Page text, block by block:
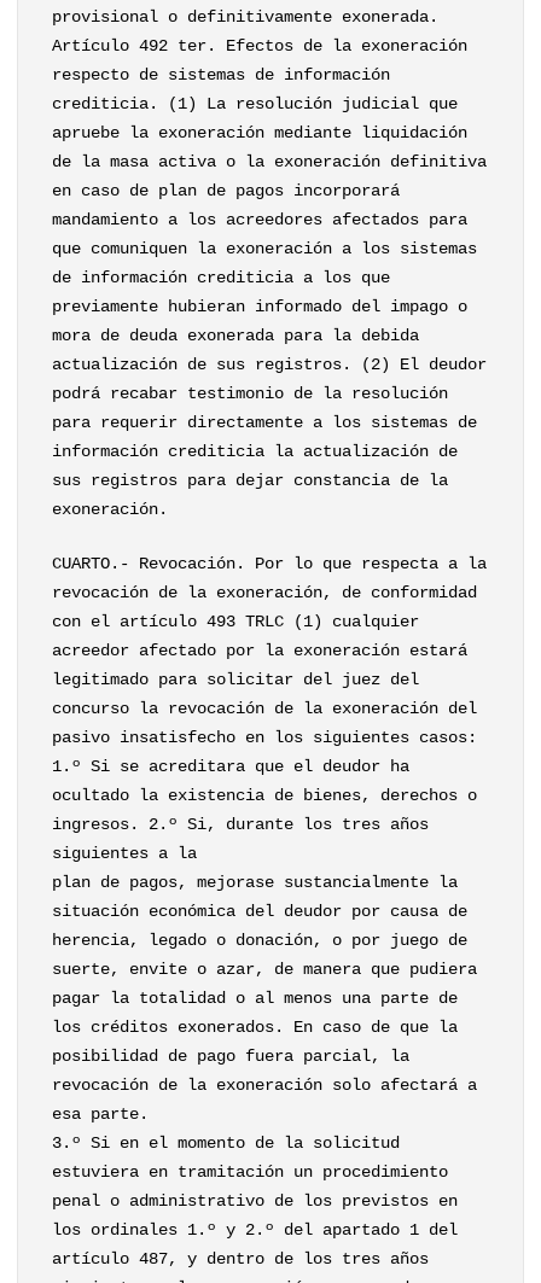
provisional o definitivamente exonerada.
Artículo 492 ter. Efectos de la exoneración
respecto de sistemas de información
crediticia. (1) La resolución judicial que
apruebe la exoneración mediante liquidación
de la masa activa o la exoneración definitiva
en caso de plan de pagos incorporará
mandamiento a los acreedores afectados para
que comuniquen la exoneración a los sistemas
de información crediticia a los que
previamente hubieran informado del impago o
mora de deuda exonerada para la debida
actualización de sus registros. (2) El deudor
podrá recabar testimonio de la resolución
para requerir directamente a los sistemas de
información crediticia la actualización de
sus registros para dejar constancia de la
exoneración.
CUARTO.- Revocación. Por lo que respecta a la
revocación de la exoneración, de conformidad
con el artículo 493 TRLC (1) cualquier
acreedor afectado por la exoneración estará
legitimado para solicitar del juez del
concurso la revocación de la exoneración del
pasivo insatisfecho en los siguientes casos:
1.º Si se acreditara que el deudor ha
ocultado la existencia de bienes, derechos o
ingresos. 2.º Si, durante los tres años
siguientes a la
plan de pagos, mejorase sustancialmente la
situación económica del deudor por causa de
herencia, legado o donación, o por juego de
suerte, envite o azar, de manera que pudiera
pagar la totalidad o al menos una parte de
los créditos exonerados. En caso de que la
posibilidad de pago fuera parcial, la
revocación de la exoneración solo afectará a
esa parte.
3.º Si en el momento de la solicitud
estuviera en tramitación un procedimiento
penal o administrativo de los previstos en
los ordinales 1.º y 2.º del apartado 1 del
artículo 487, y dentro de los tres años